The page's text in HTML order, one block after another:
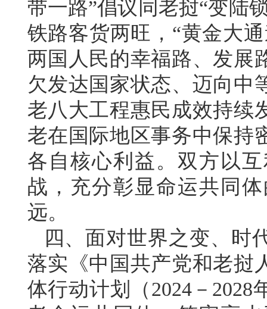
带一路”倡议同老挝“变陆
铁路客货两旺，“黄金大
两国人民的幸福路、发展
欠发达国家状态、迈向中
老八大工程惠民成效持续
老在国际地区事务中保持
各自核心利益。双方以
战，充分彰显命运共同
远。
四、面对世界之变、时
落实《中国共产党和老挝
体行动计划（2024－